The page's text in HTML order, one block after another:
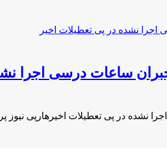
ساعات درسی اجرا
نشده در پی تعطیلات اخیرهارپی نیوز